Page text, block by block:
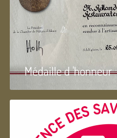
Médaille d 'honneur